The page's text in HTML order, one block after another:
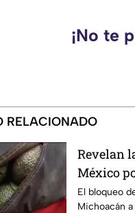
¡No te
RELACIONADO
Revelan
México
Unidos
El bloqueo
Michoacán